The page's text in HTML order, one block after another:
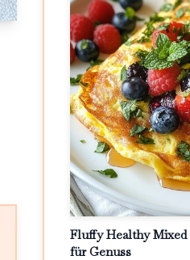
Fluffy Healthy Mixed
für Genuss